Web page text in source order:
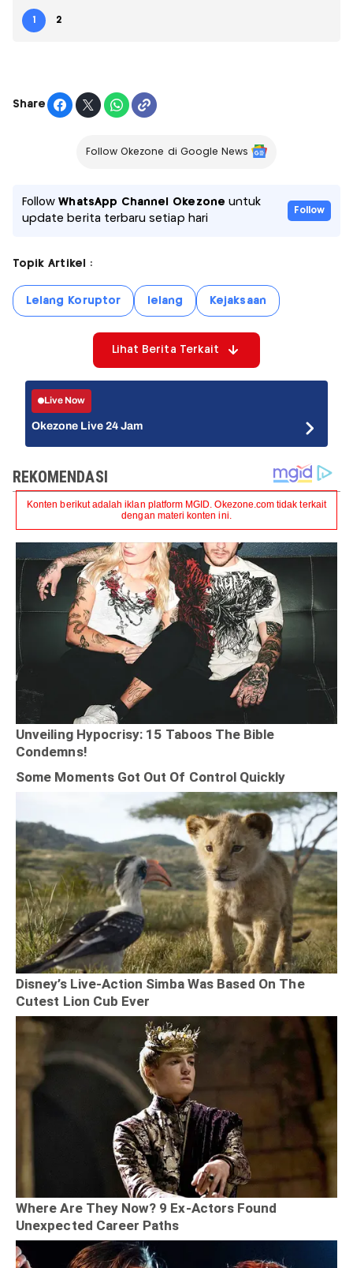
1 2
Share
Follow Okezone di Google News
FollowWhatsApp Channel Okezone untuk
update berita terbaru setiap hari
Follow
Topik Artikel :
Lelang Koruptor lelang Kejaksaan
Lihat Berita Terkait
Live Now
Okezone Live 24 Jam